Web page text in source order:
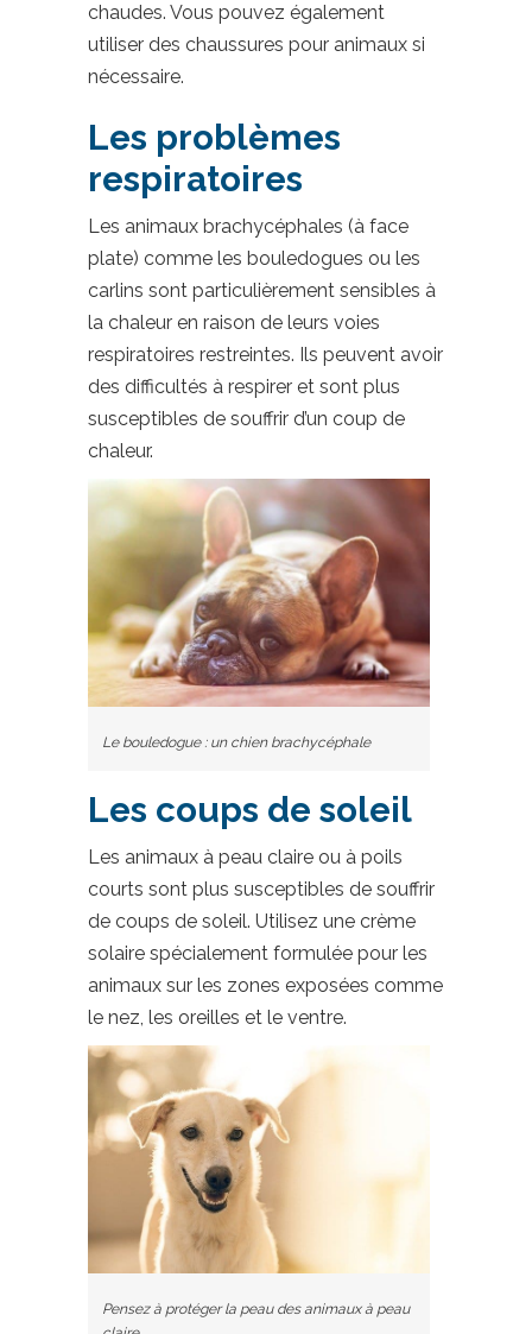
chaudes. Vous pouvez également
utiliser des chaussures pour animaux si
nécessaire.
Les problèmes
respiratoires
Les animaux brachycéphales (à face
plate) comme les bouledogues ou les
carlins sont particulièrement sensibles à
la chaleur en raison de leurs voies
respiratoires restreintes. Ils peuvent avoir
des difficultés à respirer et sont plus
susceptibles de souffrir d’un coup de
chaleur.
Le bouledogue : un chien brachycéphale
Les coups de soleil
Les animaux à peau claire ou à poils
courts sont plus susceptibles de souffrir
de coups de soleil. Utilisez une crème
solaire spécialement formulée pour les
animaux sur les zones exposées comme
le nez, les oreilles et le ventre.
Pensez à protéger la peau des animaux à peau